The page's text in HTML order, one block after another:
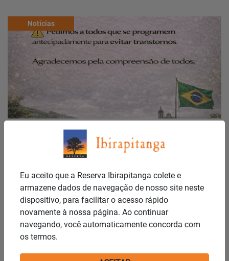
Notícias
Publicado em: 18/04/2026
Notícias
Eu aceito que a Reserva Ibirapitanga colete e
armazene dados de navegação de nosso site neste
dispositivo, para facilitar o acesso rápido
novamente à nossa página. Ao continuar
navegando, você automaticamente concorda com
os termos.